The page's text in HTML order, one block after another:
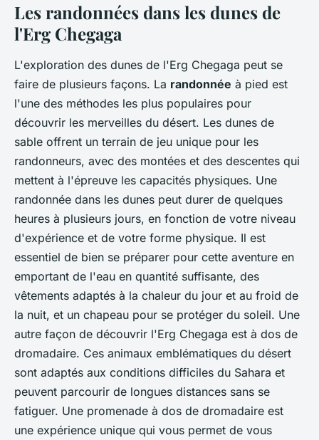
Les randonnées dans les dunes de
l'Erg Chegaga
L'exploration des dunes de l'Erg Chegaga peut se
faire de plusieurs façons. La randonnée à pied est
l'une des méthodes les plus populaires pour
découvrir les merveilles du désert. Les dunes de
sable offrent un terrain de jeu unique pour les
randonneurs, avec des montées et des descentes qui
mettent à l'épreuve les capacités physiques. Une
randonnée dans les dunes peut durer de quelques
heures à plusieurs jours, en fonction de votre niveau
d'expérience et de votre forme physique. Il est
essentiel de bien se préparer pour cette aventure en
emportant de l'eau en quantité suffisante, des
vêtements adaptés à la chaleur du jour et au froid de
la nuit, et un chapeau pour se protéger du soleil. Une
autre façon de découvrir l'Erg Chegaga est à dos de
dromadaire. Ces animaux emblématiques du désert
sont adaptés aux conditions difficiles du Sahara et
peuvent parcourir de longues distances sans se
fatiguer. Une promenade à dos de dromadaire est
une expérience unique qui vous permet de vous